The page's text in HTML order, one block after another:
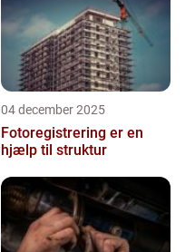
04 december 2025
Fotoregistrering er en
hjælp til struktur